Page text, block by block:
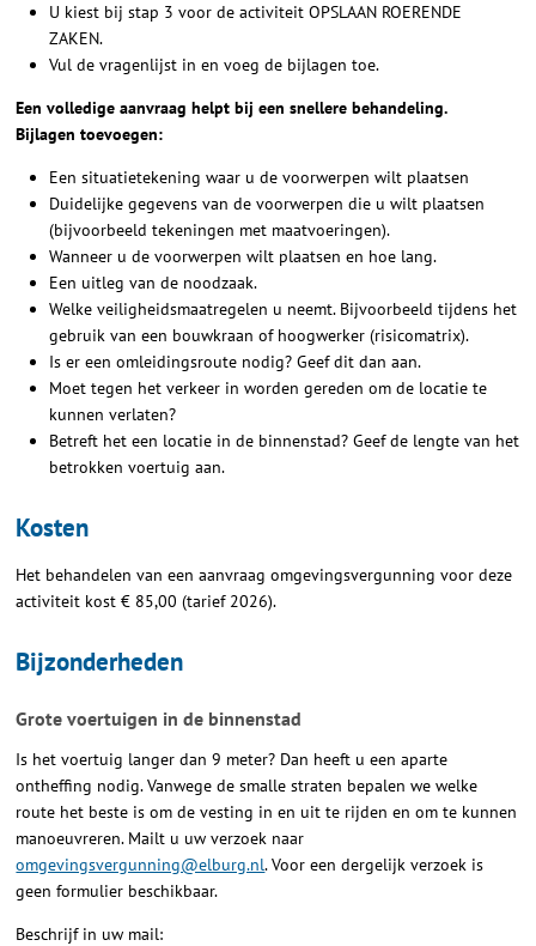
U kiest bij stap 3 voor de activiteit OPSLAAN ROERENDE
ZAKEN.
Vul de vragenlijst in en voeg de bijlagen toe.
Een volledige aanvraag helpt bij een snellere behandeling.
Bijlagen toevoegen:
Een situatietekening waar u de voorwerpen wilt plaatsen
Duidelijke gegevens van de voorwerpen die u wilt plaatsen
(bijvoorbeeld tekeningen met maatvoeringen).
Wanneer u de voorwerpen wilt plaatsen en hoe lang.
Een uitleg van de noodzaak.
Welke veiligheidsmaatregelen u neemt. Bijvoorbeeld tijdens het
gebruik van een bouwkraan of hoogwerker (risicomatrix).
Is er een omleidingsroute nodig? Geef dit dan aan.
Moet tegen het verkeer in worden gereden om de locatie te
kunnen verlaten?
Betreft het een locatie in de binnenstad? Geef de lengte van het
betrokken voertuig aan.
Kosten
Het behandelen van een aanvraag omgevingsvergunning voor deze
activiteit kost € 85,00 (tarief 2026).
Bijzonderheden
Grote voertuigen in de binnenstad
Is het voertuig langer dan 9 meter? Dan heeft u een aparte
ontheffing nodig. Vanwege de smalle straten bepalen we welke
route het beste is om de vesting in en uit te rijden en om te kunnen
manoeuvreren. Mailt u uw verzoek naar
omgevingsvergunning@elburg.nl. Voor een dergelijk verzoek is
geen formulier beschikbaar.
Beschrijf in uw mail: